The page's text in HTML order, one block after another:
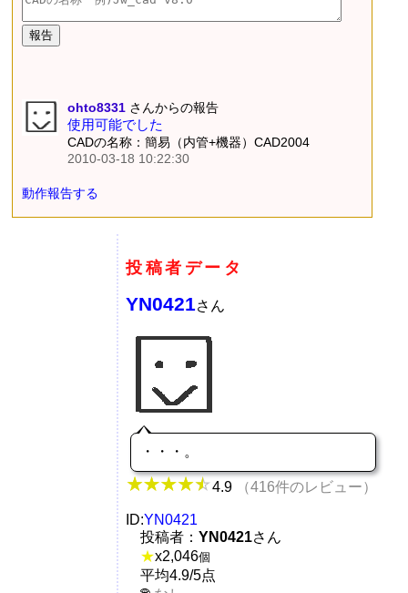
ohto8331 さんからの報告
使用可能でした
CADの名称：簡易（内管+機器）CAD2004
2010-03-18 10:22:30
動作報告する
投稿者データ
YN0421さん
・・・。
4.9 （416件のレビュー）
ID:YN0421
投稿者： YN0421さん
★x2,046個
平均4.9/5点